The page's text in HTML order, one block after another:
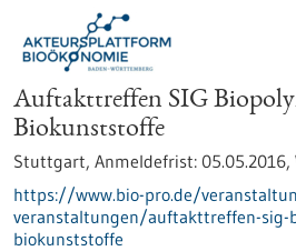
Auftakttreffen SIG
Biokunststoffe
Stuttgart, Anmeldefrist: 05.05.2016,
https://www.bio-pro.de/
veranstaltungen/auftakttreffen-sig-
biokunststoffe